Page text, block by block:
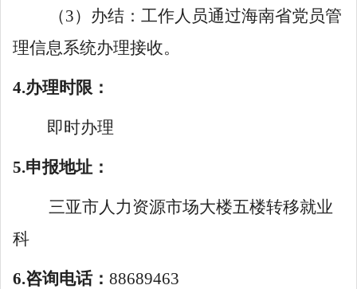
（3）办结：工作人员通过海南省党员管
理信息系统办理接收。
4.办理时限：
即时办理
5.申报地址：
三亚市人力资源市场大楼五楼转移就业
科
6.咨询电话： 88689463